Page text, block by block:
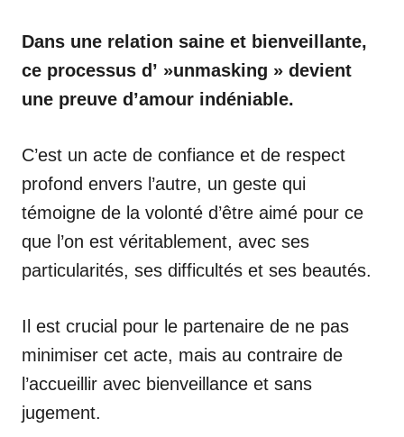
Dans une relation saine et bienveillante,
ce processus d’ »unmasking » devient
une preuve d’amour indéniable.
C’est un acte de confiance et de respect
profond envers l’autre, un geste qui
témoigne de la volonté d’être aimé pour ce
que l’on est véritablement, avec ses
particularités, ses difficultés et ses beautés.
Il est crucial pour le partenaire de ne pas
minimiser cet acte, mais au contraire de
l’accueillir avec bienveillance et sans
jugement.